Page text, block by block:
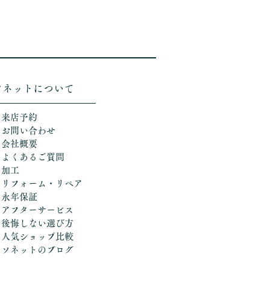
ネットについて
来店予約
お問い合わせ
会社概要
よくあるご質問
加工
＞リフォーム・リペア
永年保証
アフターサービス
後悔しない選び方
人気ショップ比較
ソネットのブログ